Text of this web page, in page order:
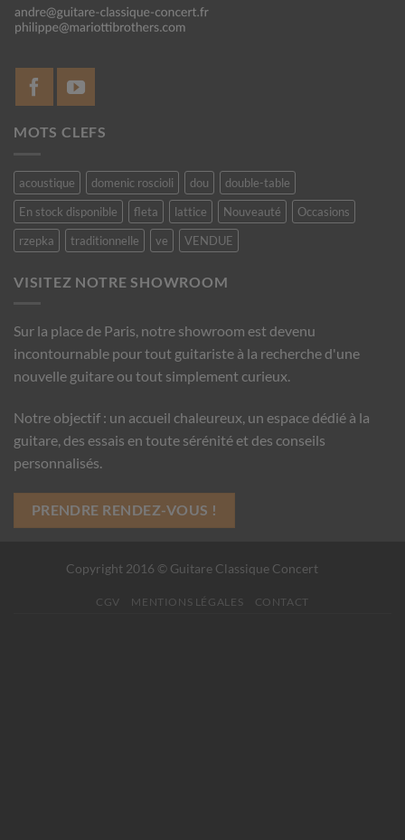
MOTS CLEFS
acoustique domenic roscioli dou
double-table
En stock disponible
fleta lattice Nouveauté
Occasions
rzepka
traditionnelle ve VENDUE
VISITEZ NOTRE SHOWROOM
Sur la place de Paris, notre showroom est devenu
incontournable pour tout guitariste à la recherche d'une
nouvelle guitare ou tout simplement curieux.
Notre objectif : un accueil chaleureux, un espace dédié à la
guitare, des essais en toute sérénité et des conseils
personnalisés.
PRENDRE RENDEZ-VOUS !
Copyright 2016 © Guitare Classique Concert
CGV MENTIONS LÉGALES CONTACT